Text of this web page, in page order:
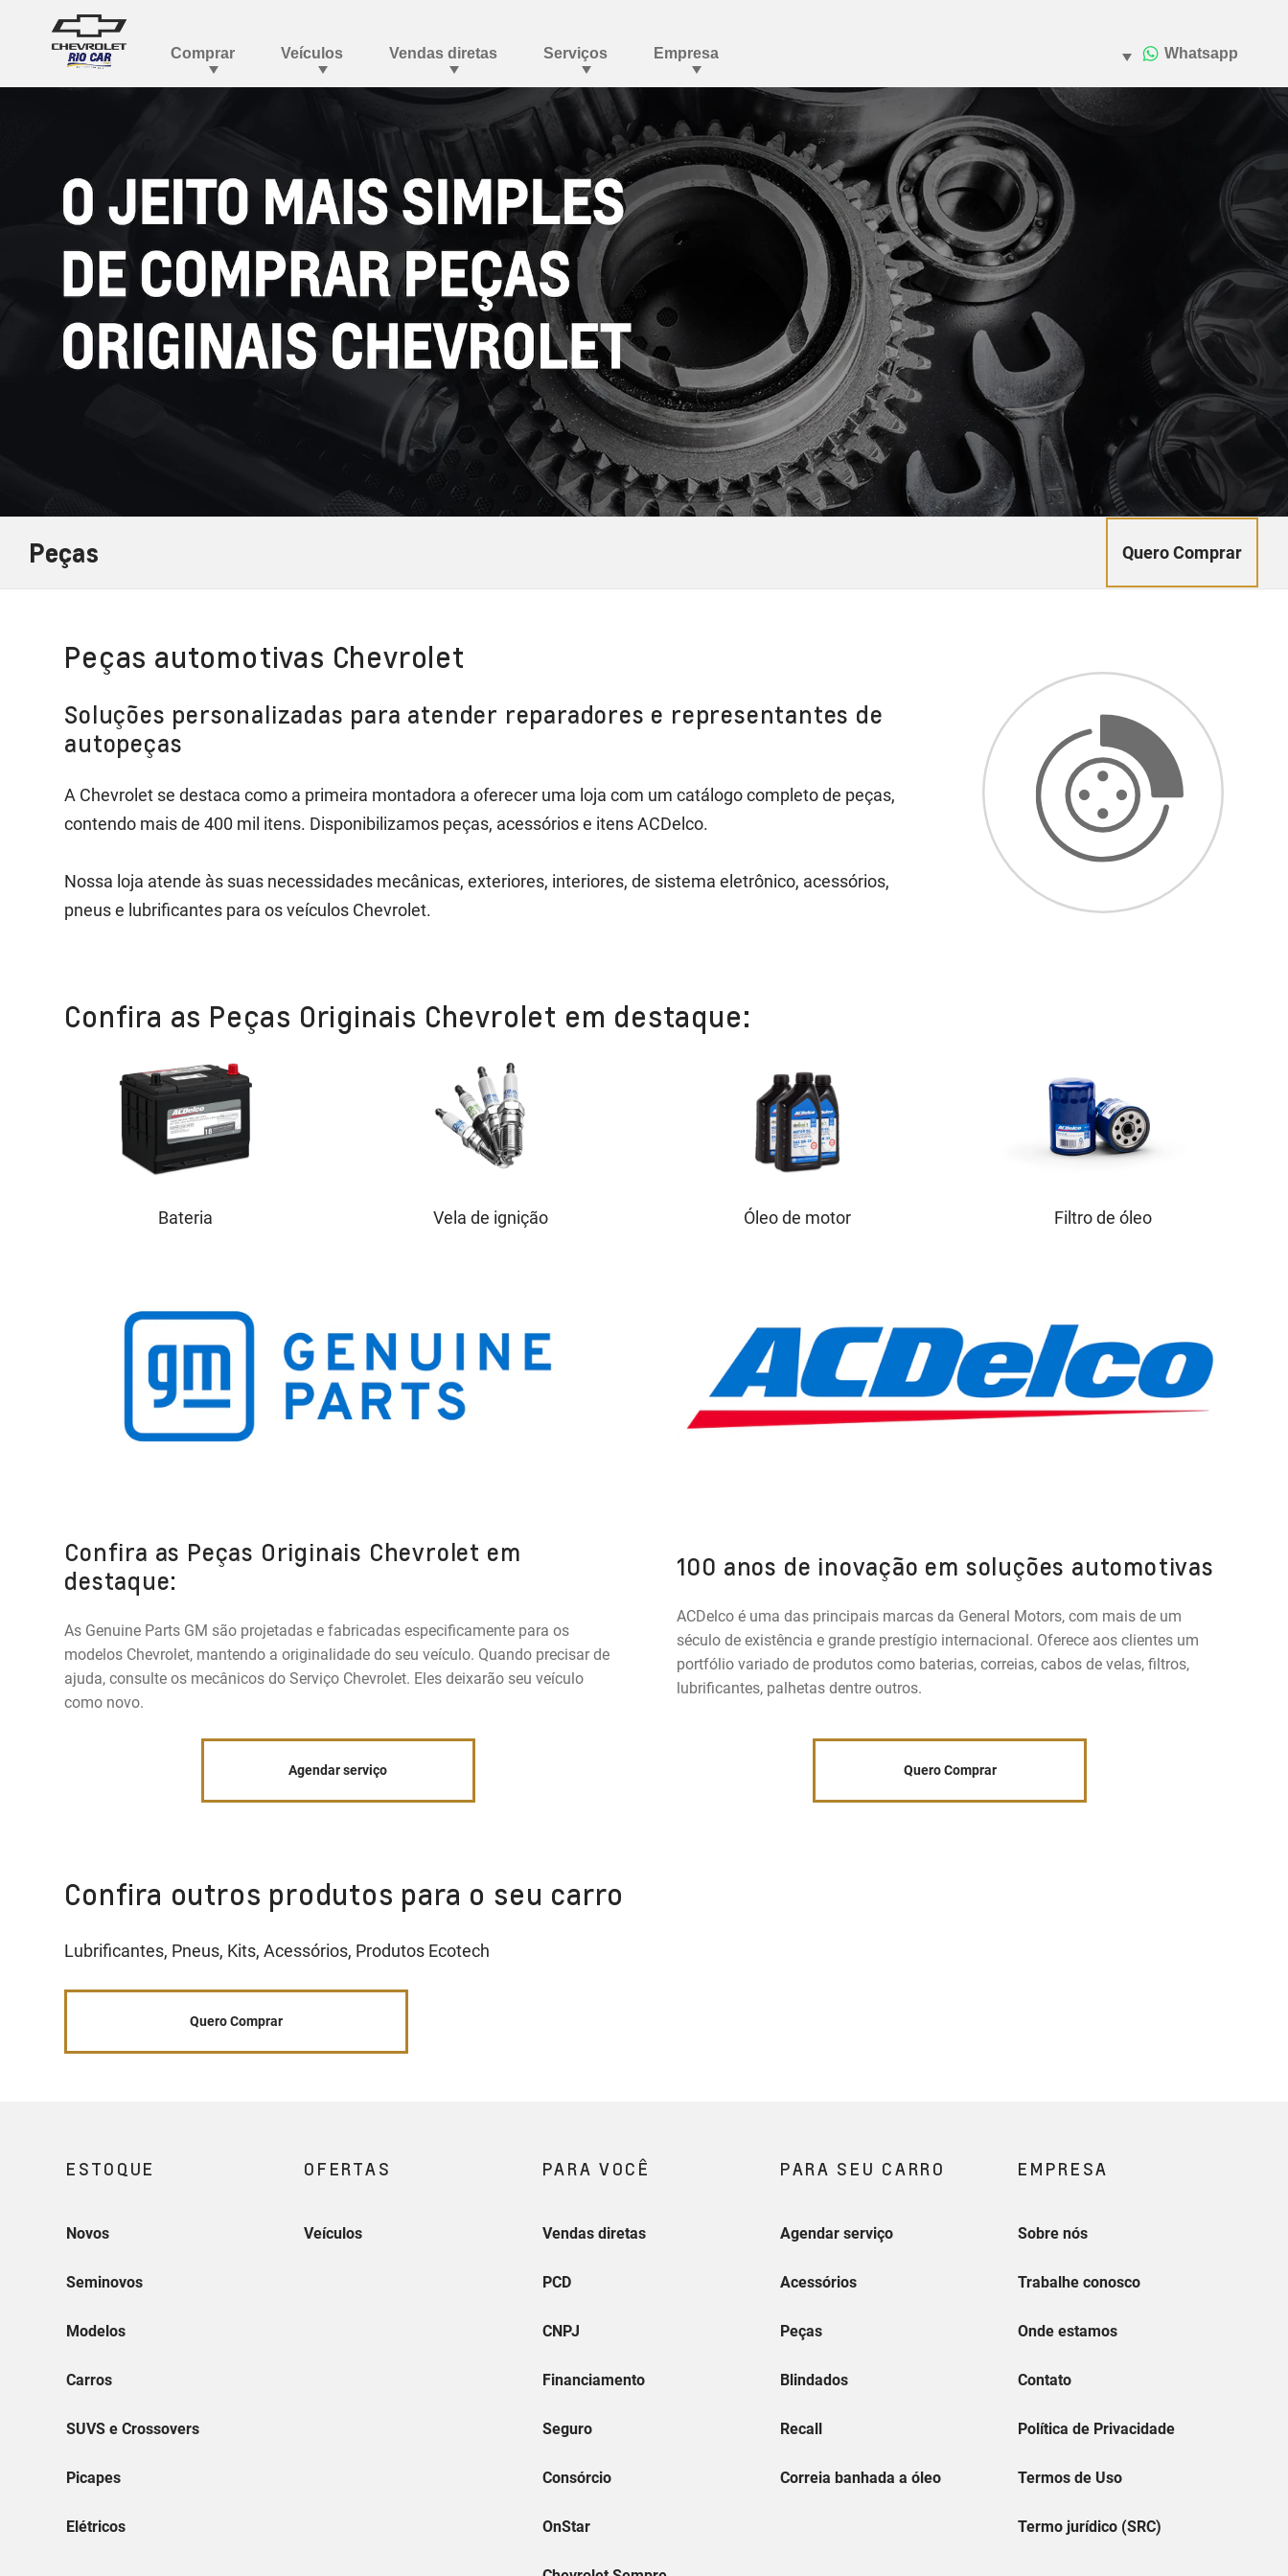
Peças Quero Comprar
Peças automotivas Chevrolet
Soluções personalizadas para atender reparadores e representantes de
autopeças
A Chevrolet se destaca como a primeira montadora a oferecer uma loja com um catálogo completo de peças,
contendo mais de 400 mil itens. Disponibilizamos peças, acessórios e itens ACDelco.
Nossa loja atende às suas necessidades mecânicas, exteriores, interiores, de sistema eletrônico, acessórios,
pneus e lubrificantes para os veículos Chevrolet.
Confira as Peças Originais Chevrolet em destaque:
Bateria Vela de ignição Óleo de motor Filtro de óleo
Confira as Peças Originais Chevrolet em
destaque:
As Genuine Parts GM são projetadas e fabricadas especificamente para os
modelos Chevrolet, mantendo a originalidade do seu veículo. Quando precisar de
ajuda, consulte os mecânicos do Serviço Chevrolet. Eles deixarão seu veículo
como novo.
Agendar serviço
100 anos de inovação em soluções automotivas
ACDelco é uma das principais marcas da General Motors, com mais de um
século de existência e grande prestígio internacional. Oferece aos clientes um
portfólio variado de produtos como baterias, correias, cabos de velas, filtros,
lubrificantes, palhetas dentre outros.
Quero Comprar
Confira outros produtos para o seu carro
Lubrificantes, Pneus, Kits, Acessórios, Produtos Ecotech
Quero Comprar